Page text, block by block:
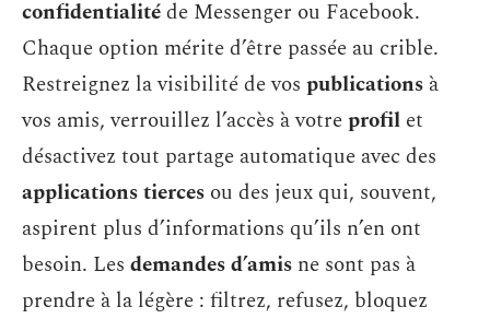
confidentialitéde Messenger ou Facebook.
Chaque option mérite d’être passée au crible.
Restreignez la visibilité de vos publications à
vos amis, verrouillez l’accès à votreprofil et
désactivez tout partage automatique avec des
applications tierces ou des jeux qui, souvent,
aspirent plus d’informations qu’ils n’en ont
besoin. Les demandes d’amis ne sont pas à
prendre à la légère : filtrez, refusez, bloquez